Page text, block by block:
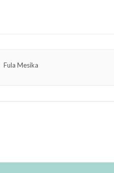
Fula Mesika